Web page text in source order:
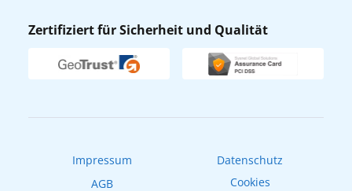
Verhaltens- & Ethikkodex
Newsletter
Zertifiziert für Sicherheit und Qualität
Impressum
Datenschutz
AGB
Cookies